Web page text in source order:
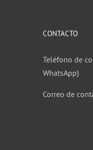
CONTACTO
Teléfono de
WhatsApp)
Correo de